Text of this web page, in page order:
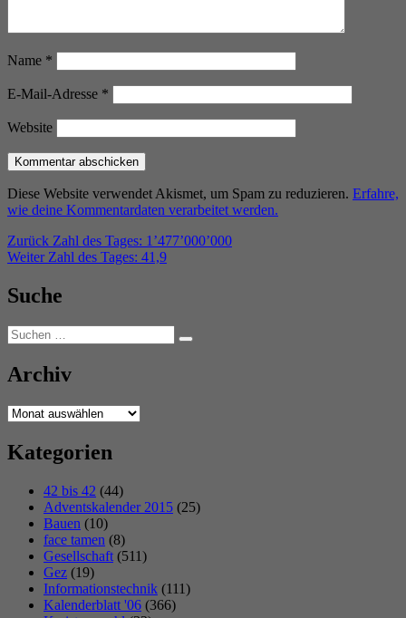
Name *
E-Mail-Adresse *
Website
Diese Website verwendet Akismet, um Spam zu reduzieren. Erfahre,
wie deine Kommentardaten verarbeitet werden.
Beitragsnavigation
Zurück Vorheriger
Beitrag:
Zahl des Tages: 1’477’000’000
Weiter Nächster
Zahl des Tages: 41,9
Suche
Suchen
nach:
Suchen
Archiv
Archiv
Kategorien
42 bis 42 (44)
Adventskalender 2015 (25)
Bauen (10)
face tamen (8)
Gesellschaft (511)
Gez (19)
Informationstechnik (111)
Kalenderblatt '06 (366)